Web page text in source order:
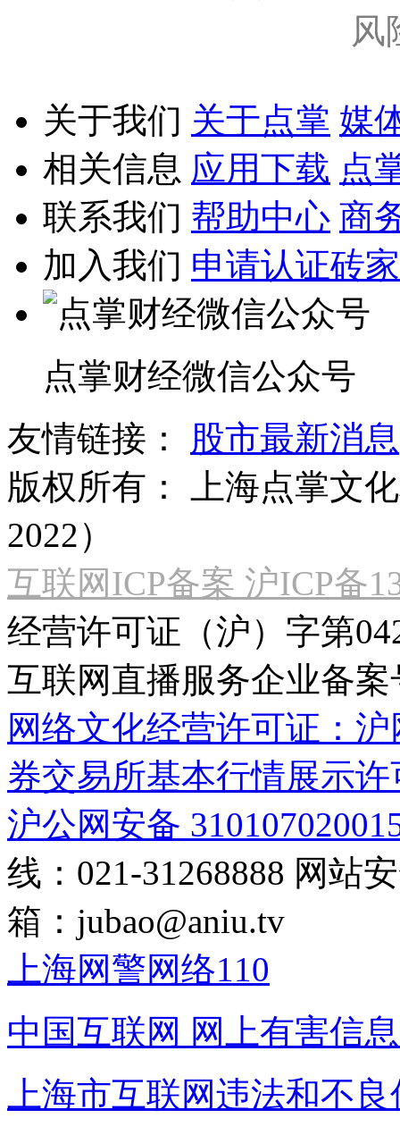
风
关于我们 关于点掌 媒
相关信息 应用下载 点
联系我们 帮助中心 商
加入我们 申请认证砖家
点掌财经微信公众号
友情链接：
股市最新消息
版权所有：
上海点掌文
2022）
互联网ICP备案 沪ICP备
经营许可证（沪）字第
互联网直播服务企业备案
网络文化经营许可证：
券交易所基本行情展示许
沪公网安备
线：021-31268888 网站
箱： jubao@aniu.tv
上海网警网络110
中国互联网 网上有害信
上海市互联网违法和不